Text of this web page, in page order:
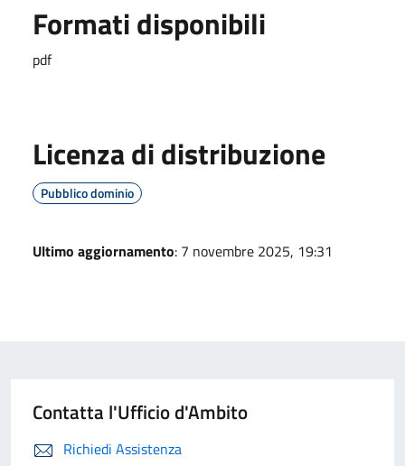
Formati disponibili
pdf
Licenza di distribuzione
Pubblico dominio
Ultimo aggiornamento: 7 novembre 2025, 19:31
Contatta l'Ufficio d'Ambito
Richiedi Assistenza